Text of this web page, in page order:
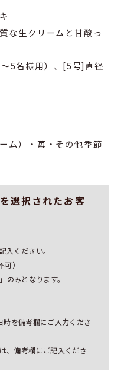
な生クリームと甘酸っ
5名様用）、[5号]直径
ム）・苺・その他季節
選択されたお客
入ください。
）
のみとなります。
時を備考欄にご入力くださ
、備考欄にご記入くださ